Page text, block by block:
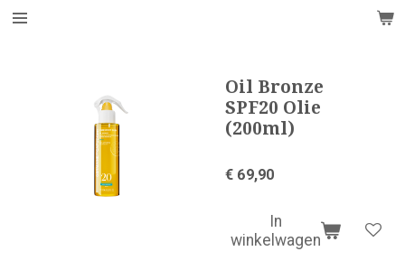
Ga
Oil Bronze
SPF20 Olie
(200ml)
€ 69,90
In
winkelwagen